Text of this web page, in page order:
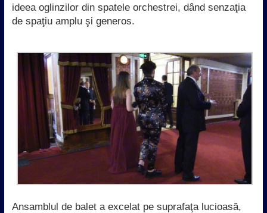
ideea oglinzilor din spatele orchestrei, dând senzaţia
de spaţiu amplu şi generos.
Ansamblul de balet a excelat pe suprafaţa lucioasă,